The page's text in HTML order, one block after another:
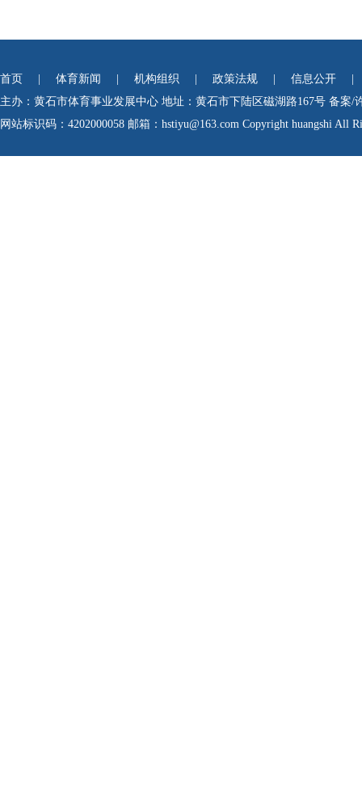
首页 体育新闻 机构组织 政策法规 信息公开
主办：黄石市体育事业发展中心 地址：黄石市下陆区磁湖路167号 备案/
网站标识码：4202000058 邮箱：hstiyu@163.com Copyright huangshi All